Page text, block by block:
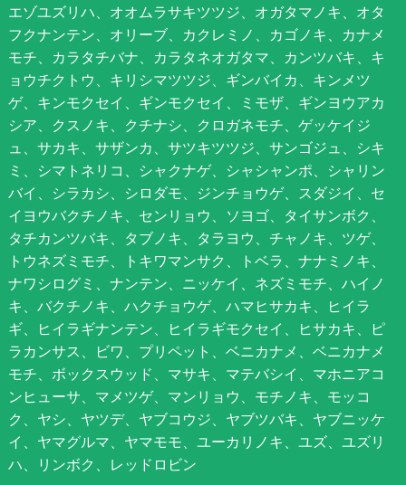
エゾユズリハ、オオムラサキツツジ、オガタマノキ、オタ
フクナンテン、オリーブ、カクレミノ、カゴノキ、カナメ
モチ、カラタチバナ、カラタネオガタマ、カンツバキ、キ
ョウチクトウ、キリシマツツジ、ギンバイカ、キンメツ
ゲ、キンモクセイ、ギンモクセイ、ミモザ、ギンヨウアカ
シア、クスノキ、クチナシ、クロガネモチ、ゲッケイジ
ュ、サカキ、サザンカ、サツキツツジ、サンゴジュ、シキ
ミ、シマトネリコ、シャクナゲ、シャシャンポ、シャリン
バイ、シラカシ、シロダモ、ジンチョウゲ、スダジイ、セ
イヨウバクチノキ、センリョウ、ソヨゴ、タイサンボク、
タチカンツバキ、タブノキ、タラヨウ、チャノキ、ツゲ、
トウネズミモチ、トキワマンサク、トベラ、ナナミノキ、
ナワシログミ、ナンテン、ニッケイ、ネズミモチ、ハイノ
キ、バクチノキ、ハクチョウゲ、ハマヒサカキ、ヒイラ
ギ、ヒイラギナンテン、ヒイラギモクセイ、ヒサカキ、ピ
ラカンサス、ビワ、プリペット、ベニカナメ、ベニカナメ
モチ、ボックスウッド、マサキ、マテバシイ、マホニアコ
ンヒューサ、マメツゲ、マンリョウ、モチノキ、モッコ
ク、ヤシ、ヤツデ、ヤブコウジ、ヤブツバキ、ヤブニッケ
イ、ヤマグルマ、ヤマモモ、ユーカリノキ、ユズ、ユズリ
ハ、リンボク、レッドロビン